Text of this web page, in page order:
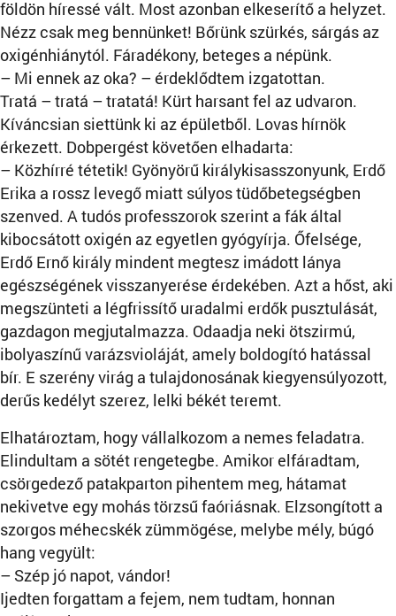
földön híressé vált. Most azonban elkeserítő a helyzet.
Nézz csak meg bennünket! Bőrünk szürkés, sárgás az
oxigénhiánytól. Fáradékony, beteges a népünk.
– Mi ennek az oka? – érdeklődtem izgatottan.
Tratá – tratá – tratatá! Kürt harsant fel az udvaron.
Kíváncsian siettünk ki az épületből. Lovas hírnök
érkezett. Dobpergést követően elhadarta:
– Közhírré tétetik! Gyönyörű királykisasszonyunk, Erdő
Erika a rossz levegő miatt súlyos tüdőbetegségben
szenved. A tudós professzorok szerint a fák által
kibocsátott oxigén az egyetlen gyógyírja. Őfelsége,
Erdő Ernő király mindent megtesz imádott lánya
egészségének visszanyerése érdekében. Azt a hőst, aki
megszünteti a légfrissítő uradalmi erdők pusztulását,
gazdagon megjutalmazza. Odaadja neki ötszirmú,
ibolyaszínű varázsvioláját, amely boldogító hatással
bír. E szerény virág a tulajdonosának kiegyensúlyozott,
derűs kedélyt szerez, lelki békét teremt.
Elhatároztam, hogy vállalkozom a nemes feladatra.
Elindultam a sötét rengetegbe. Amikor elfáradtam,
csörgedező patakparton pihentem meg, hátamat
nekivetve egy mohás törzsű faóriásnak. Elzsongított a
szorgos méhecskék zümmögése, melybe mély, búgó
hang vegyült:
– Szép jó napot, vándor!
Ijedten forgattam a fejem, nem tudtam, honnan